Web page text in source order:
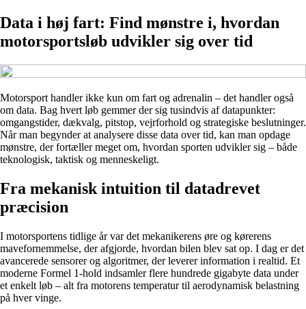
Data i høj fart: Find mønstre i, hvordan
motorsportsløb udvikler sig over tid
Motorsport handler ikke kun om fart og adrenalin – det handler også
om data. Bag hvert løb gemmer der sig tusindvis af datapunkter:
omgangstider, dækvalg, pitstop, vejrforhold og strategiske beslutninger.
Når man begynder at analysere disse data over tid, kan man opdage
mønstre, der fortæller meget om, hvordan sporten udvikler sig – både
teknologisk, taktisk og menneskeligt.
Fra mekanisk intuition til datadrevet
præcision
I motorsportens tidlige år var det mekanikerens øre og kørerens
mavefornemmelse, der afgjorde, hvordan bilen blev sat op. I dag er det
avancerede sensorer og algoritmer, der leverer information i realtid. Et
moderne Formel 1-hold indsamler flere hundrede gigabyte data under
et enkelt løb – alt fra motorens temperatur til aerodynamisk belastning
på hver vinge.